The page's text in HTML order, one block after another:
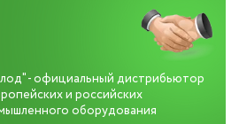
- официальный дистрибьютор
и российских
оборудования